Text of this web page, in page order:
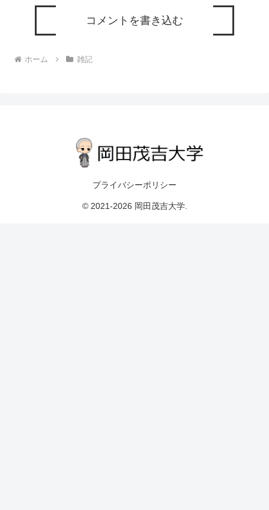
コメントを書き込む
ホーム 雑記
プライバシーポリシー
© 2021-2026 岡田茂吉大学.